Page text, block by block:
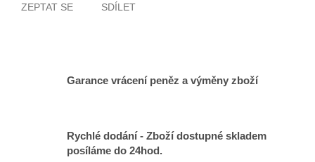
ZEPTAT SE SDÍLET
Garance vrácení peněz a výměny zboží
Rychlé dodání - Zboží dostupné skladem
posíláme do 24hod.